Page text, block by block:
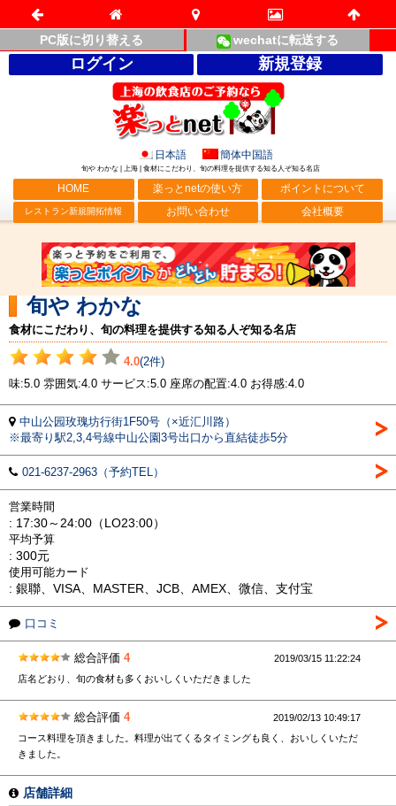
PC版に切り替える wechatに転送する
ログイン 新規登録
日本語 簡体中国語
旬や わかな | 上海 | 食材にこだわり、旬の料理を提供する知る人ぞ知る名店
HOME 楽っとnetの使い方 ポイントについて
レストラン新規開拓情報 お問い合わせ 会社概要
旬や わかな
食材にこだわり、旬の料理を提供する知る人ぞ知る名店
4.0(2件)
味:5.0 雰囲気:4.0 サービス:5.0 座席の配置:4.0 お得感:4.0
中山公园玫瑰坊行街1F50号（×近汇川路）
※最寄り駅2,3,4号線中山公園3号出口から直結徒歩5分
021-6237-2963（予約TEL）
営業時間
: 17:30～24:00（LO23:00）
平均予算
: 300元
使用可能カード
: 銀聯、VISA、MASTER、JCB、AMEX、微信、支付宝
口コミ
総合評価 4
2019/03/15 11:22:24
店名どおり、旬の食材も多くおいしくいただきました
総合評価 4
2019/02/13 10:49:17
コース料理を頂きました。料理が出てくるタイミングも良く、おいしくいただ
きました。
店舗詳細